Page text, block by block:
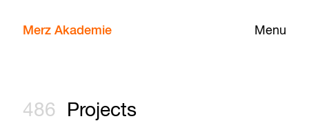
Menu
Merz Akademie
486 Projects